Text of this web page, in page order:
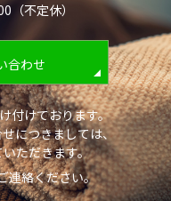
（不定休）
合わせ
付けております。
につきましては、
ただきます。
連絡ください。